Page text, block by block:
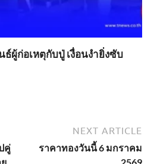
ผู้ก่อเหตุกับปู่ เงื่อนงำยิ่งซับ
คู่
NEXT ARTICLE
ราคาทองวันนี้ 6 มกราคม